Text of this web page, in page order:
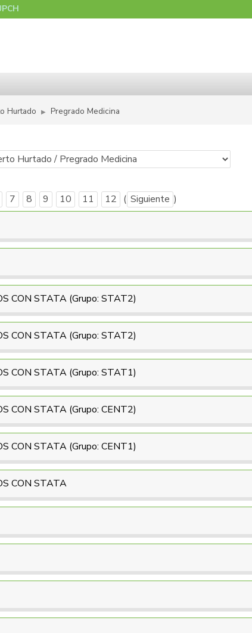
Hurtado ▶︎ Pregrado Medicina
7 8 9 10 11 12 ( Siguiente )
CON STATA (Grupo: STAT2)
CON STATA (Grupo: STAT2)
CON STATA (Grupo: STAT1)
CON STATA (Grupo: CENT2)
CON STATA (Grupo: CENT1)
CON STATA